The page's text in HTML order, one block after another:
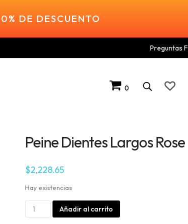
DE DESCUENTO
Preguntas
0
Peine Dientes Largos Rose
$2,228.65
Hay existencias
Peine
Añadir al carrito